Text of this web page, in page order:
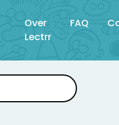
Over
Lectrr
FAQ